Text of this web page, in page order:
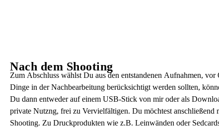
Nach dem Shooting
Zum Abschluss wählst Du aus den entstandenen Aufnahmen,
Dinge in der Nachbearbeitung berücksichtigt werden sollten,
Du dann entweder auf einem USB-Stick von mir oder als
private Nutzng, frei zu Vervielfältigen. Du möchtest
Shooting. Zu Druckprodukten wie z.B. Leinwänden oder